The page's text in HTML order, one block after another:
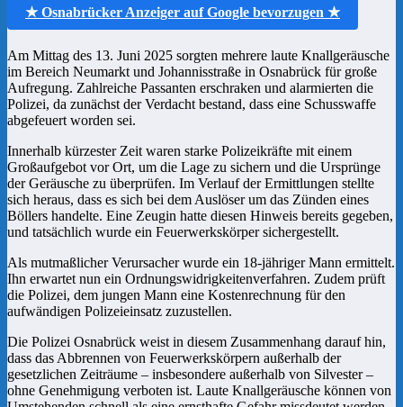
★ Osnabrücker Anzeiger auf Google bevorzugen ★
Am Mittag des 13. Juni 2025 sorgten mehrere laute Knallgeräusche
im Bereich Neumarkt und Johannisstraße in Osnabrück für große
Aufregung. Zahlreiche Passanten erschraken und alarmierten die
Polizei, da zunächst der Verdacht bestand, dass eine Schusswaffe
abgefeuert worden sei.
Innerhalb kürzester Zeit waren starke Polizeikräfte mit einem
Großaufgebot vor Ort, um die Lage zu sichern und die Ursprünge
der Geräusche zu überprüfen. Im Verlauf der Ermittlungen stellte
sich heraus, dass es sich bei dem Auslöser um das Zünden eines
Böllers handelte. Eine Zeugin hatte diesen Hinweis bereits gegeben,
und tatsächlich wurde ein Feuerwerkskörper sichergestellt.
Als mutmaßlicher Verursacher wurde ein 18-jähriger Mann ermittelt.
Ihn erwartet nun ein Ordnungswidrigkeitenverfahren. Zudem prüft
die Polizei, dem jungen Mann eine Kostenrechnung für den
aufwändigen Polizeieinsatz zuzustellen.
Die Polizei Osnabrück weist in diesem Zusammenhang darauf hin,
dass das Abbrennen von Feuerwerkskörpern außerhalb der
gesetzlichen Zeiträume – insbesondere außerhalb von Silvester –
ohne Genehmigung verboten ist. Laute Knallgeräusche können von